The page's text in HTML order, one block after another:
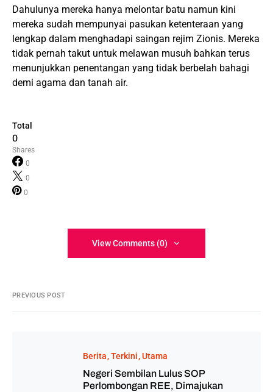
Dahulunya mereka hanya melontar batu namun kini
mereka sudah mempunyai pasukan ketenteraan yang
lengkap dalam menghadapi saingan rejim Zionis. Mereka
tidak pernah takut untuk melawan musuh bahkan terus
menunjukkan penentangan yang tidak berbelah bahagi
demi agama dan tanah air.
Total
0
Shares
0
0
0
View Comments (0)
PREVIOUS POST
Berita Terkini Utama
Negeri Sembilan Lulus SOP
Perlombongan REE, Dimajukan